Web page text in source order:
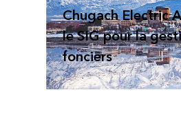
Chugach Electric
le SIG pour la
fonciers